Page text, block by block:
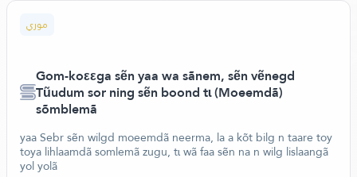
موري
Gom-koεεga sẽn yaa wa sãnem, sẽn vẽnegd
Tũudum sor ning sẽn boond tɩ (Moeemdã)
sõmblemã
yaa Sebr sẽn wilgd moeemdã neerma, la a kõt bilg n taare toy
toya lihlaamdã somlemã zugu, tɩ wã faa sẽn na n wilg lislaangã
yol yolã